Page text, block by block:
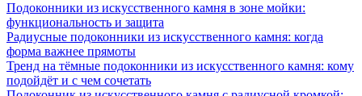
Подоконники из искусственного камня в зоне мойки:
функциональность и защита
Радиусные подоконники из искусственного камня: когда
форма важнее прямоты
Тренд на тёмные подоконники из искусственного камня: кому
подойдёт и с чем сочетать